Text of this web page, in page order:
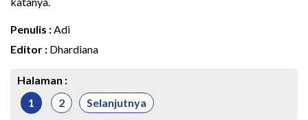
Penulis :Adi
Editor : Dhardiana
Halaman :
1
2 Selanjutnya